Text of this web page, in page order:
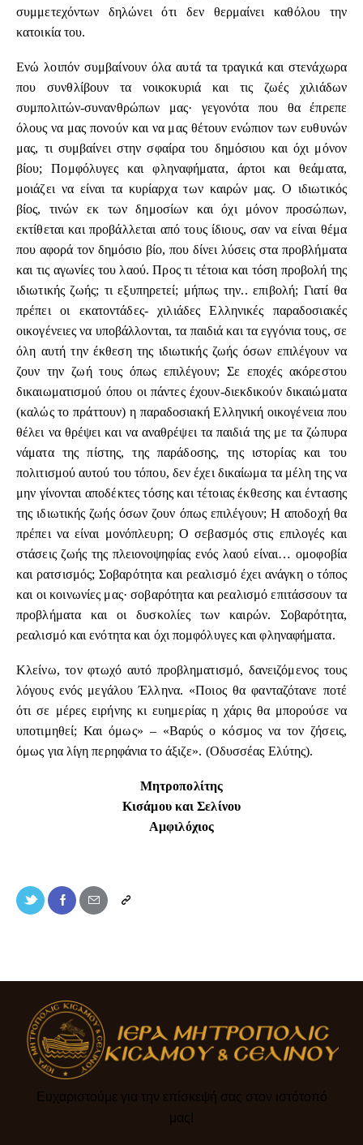
συμμετεχόντων δηλώνει ότι δεν θερμαίνει καθόλου την
κατοικία του.
Ενώ λοιπόν συμβαίνουν όλα αυτά τα τραγικά και στενάχωρα
που συνθλίβουν τα νοικοκυριά και τις ζωές χιλιάδων
συμπολιτών-συνανθρώπων μας· γεγονότα που θα έπρεπε
όλους να μας πονούν και να μας θέτουν ενώπιον των ευθυνών
μας, τι συμβαίνει στην σφαίρα του δημόσιου και όχι μόνον
βίου; Πομφόλυγες και φληναφήματα, άρτοι και θεάματα,
μοιάζει να είναι τα κυρίαρχα των καιρών μας. Ο ιδιωτικός
βίος, τινών εκ των δημοσίων και όχι μόνον προσώπων,
εκτίθεται και προβάλλεται από τους ίδιους, σαν να είναι θέμα
που αφορά τον δημόσιο βίο, που δίνει λύσεις στα προβλήματα
και τις αγωνίες του λαού. Προς τι τέτοια και τόση προβολή της
ιδιωτικής ζωής; τι εξυπηρετεί; μήπως την.. επιβολή; Γιατί θα
πρέπει οι εκατοντάδες- χιλιάδες Ελληνικές παραδοσιακές
οικογένειες να υποβάλλονται, τα παιδιά και τα εγγόνια τους, σε
όλη αυτή την έκθεση της ιδιωτικής ζωής όσων επιλέγουν να
ζουν την ζωή τους όπως επιλέγουν; Σε εποχές ακόρεστου
δικαιωματισμού όπου οι πάντες έχουν-διεκδικούν δικαιώματα
(καλώς το πράττουν) η παραδοσιακή Ελληνική οικογένεια που
θέλει να θρέψει και να αναθρέψει τα παιδιά της με τα ζώπυρα
νάματα της πίστης, της παράδοσης, της ιστορίας και του
πολιτισμού αυτού του τόπου, δεν έχει δικαίωμα τα μέλη της να
μην γίνονται αποδέκτες τόσης και τέτοιας έκθεσης και έντασης
της ιδιωτικής ζωής όσων ζουν όπως επιλέγουν; Η αποδοχή θα
πρέπει να είναι μονόπλευρη; Ο σεβασμός στις επιλογές και
στάσεις ζωής της πλειονοψηφίας ενός λαού είναι… ομοφοβία
και ρατσισμός; Σοβαρότητα και ρεαλισμό έχει ανάγκη ο τόπος
και οι κοινωνίες μας· σοβαρότητα και ρεαλισμό επιτάσσουν τα
προβλήματα και οι δυσκολίες των καιρών. Σοβαρότητα,
ρεαλισμό και ενότητα και όχι πομφόλυγες και φληναφήματα.
Κλείνω, τον φτωχό αυτό προβληματισμό, δανειζόμενος τους
λόγους ενός μεγάλου Έλληνα. «Ποιος θα φανταζότανε ποτέ
ότι σε μέρες ειρήνης κι ευημερίας η χάρις θα μπορούσε να
υποτιμηθεί; Και όμως» – «Βαρύς ο κόσμος να τον ζήσεις,
όμως για λίγη περηφάνια το άξιζε». (Οδυσσέας Ελύτης).
Μητροπολίτης
Κισάμου και Σελίνου
Αμφιλόχιος
Ευχαριστούμε για την επίσκεψή σας στον ιστότοπό
μας!​